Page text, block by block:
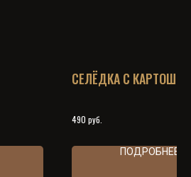
СЕЛЁДКА С
490 руб.
ПОДРОБНЕЕ